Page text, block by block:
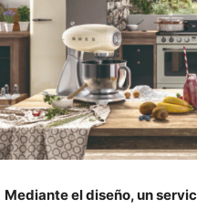
Mediante el diseño, un